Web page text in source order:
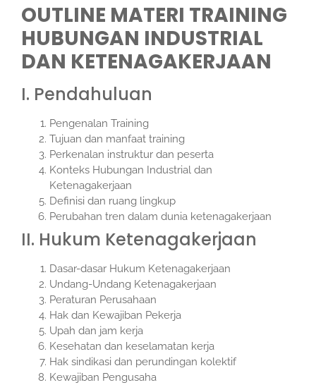
OUTLINE MATERI TRAINING
HUBUNGAN INDUSTRIAL
DAN KETENAGAKERJAAN
I. Pendahuluan
Pengenalan Training
Tujuan dan manfaat training
Perkenalan instruktur dan peserta
Konteks Hubungan Industrial dan
Ketenagakerjaan
Definisi dan ruang lingkup
Perubahan tren dalam dunia ketenagakerjaan
II. Hukum Ketenagakerjaan
Dasar-dasar Hukum Ketenagakerjaan
Undang-Undang Ketenagakerjaan
Peraturan Perusahaan
Hak dan Kewajiban Pekerja
Upah dan jam kerja
Kesehatan dan keselamatan kerja
Hak sindikasi dan perundingan kolektif
Kewajiban Pengusaha